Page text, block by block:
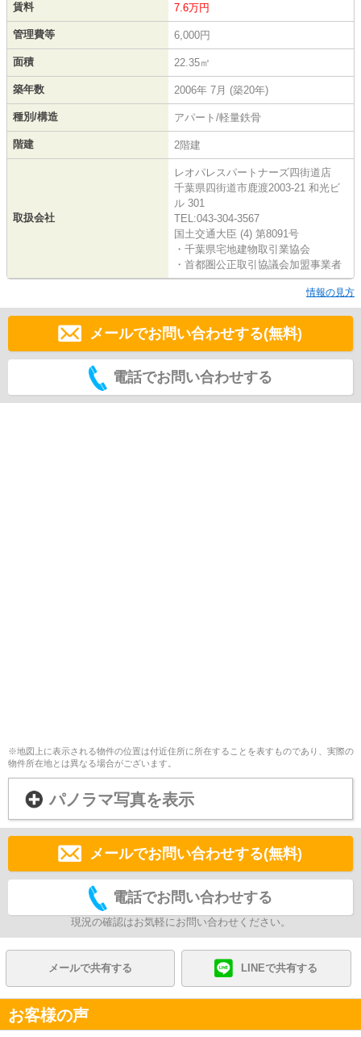
賃料 7.6万円
管理費等 6,000円
面積 22.35㎡
築年数 2006年 7月 (築20年)
種別/構造 アパート/軽量鉄骨
階建 2階建
取扱会社
レオパレスパートナーズ四街道店
千葉県四街道市鹿渡2003-21 和光ビ
ル 301
TEL:043-304-3567
国土交通大臣 (4) 第8091号
・千葉県宅地建物取引業協会
・首都圏公正取引協議会加盟事業者
情報の見方
メールでお問い合わせする(無料)
電話でお問い合わせする
※地図上に表示される物件の位置は付近住所に所在することを表すものであり、実際の
物件所在地とは異なる場合がございます。
パノラマ写真を表示
メールでお問い合わせする(無料)
電話でお問い合わせする
現況の確認はお気軽にお問い合わせください。
メールで共有する LINEで共有する
お客様の声